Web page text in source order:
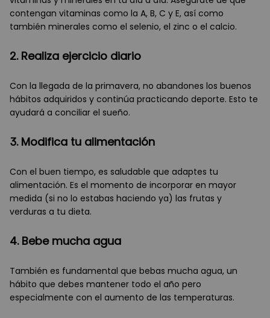
contengan vitaminas como la A, B, C y E, así como
también minerales como el selenio, el zinc o el calcio.
2. Realiza ejercicio diario
Con la llegada de la primavera, no abandones los buenos
hábitos adquiridos y continúa practicando deporte. Esto te
ayudará a conciliar el sueño.
3. Modifica tu alimentación
Con el buen tiempo, es saludable que adaptes tu
alimentación. Es el momento de incorporar en mayor
medida (si no lo estabas haciendo ya) las frutas y
verduras a tu dieta.
4. Bebe mucha agua
También es fundamental que bebas mucha agua, un
hábito que debes mantener todo el año pero
especialmente con el aumento de las temperaturas.